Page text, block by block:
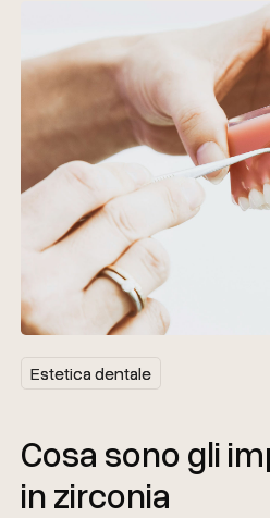
Estetica dentale
Estetica dentale
Cosa sono gli
in zirconia